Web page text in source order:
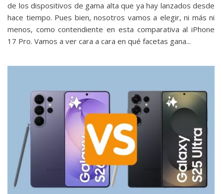
de los dispositivos de gama alta que ya hay lanzados desde
hace tiempo. Pues bien, nosotros vamos a elegir, ni más ni
menos, como contendiente en esta comparativa al iPhone
17 Pro‎. Vamos a ver cara a cara en qué facetas gana...